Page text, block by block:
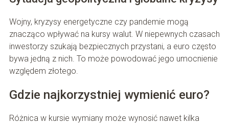
Wojny, kryzysy energetyczne czy pandemie mogą
znacząco wpływać na kursy walut. W niepewnych czasach
inwestorzy szukają bezpiecznych przystani, a euro często
bywa jedną z nich. To może powodować jego umocnienie
względem złotego.
Gdzie najkorzystniej wymienić euro?
Różnica w kursie wymiany może wynosić nawet kilka